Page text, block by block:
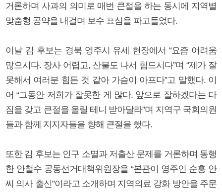
거론하며 사과의 의미로 매번 큰절을 하는 동시에 지역별
맞춤형 공약을 내걸며 보수 표심을 파고들었다.
이날 김 후보는 경북 영주시 유세 현장에서 “요즘 어려움
많으시다. 장사 어렵고, 산불도 나서 힘드시다”며 “제가 잘
못해서 여러분 힘든 것 같아 가슴이 아프다”고 말했다. 이
어 “그동안 저희가 잘못한 게 많다. 앞으로 잘하겠다는 다
짐을 갖고 큰절을 올릴 테니 받아달라”며 지역구 국회의원
들과 함께 지지자들을 향해 큰절을 했다.
또한 김 후보는 인구 소멸과 저출산 문제를 거론하며 동행
한 안철수 공동선거대책위원장을 “본관이 영주인 순흥 안
씨 의사 출신”이라고 소개하며 지역의료 강화 방안을 주문